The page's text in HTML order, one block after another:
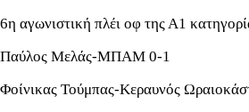
6η αγωνιστική πλέι οφ της Α1
Παύλος Μελάς-ΜΠΑΜ 0-1
Φοίνικας Τούμπας-Κεραυνός